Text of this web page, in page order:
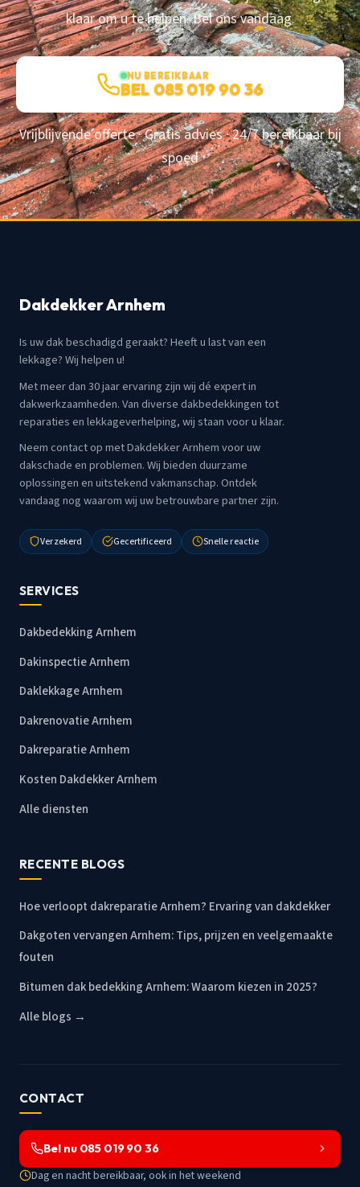
klaar om u te helpen. Bel ons vandaag.
NU BEREIKBAAR
BEL 085 019 90 36
Vrijblijvende offerte · Gratis advies · 24/7 bereikbaar bij
spoed
Dakdekker Arnhem
Is uw dak beschadigd geraakt? Heeft u last van een
lekkage? Wij helpen u!
Met meer dan 30 jaar ervaring zijn wij dé expert in
dakwerkzaamheden. Van diverse dakbedekkingen tot
reparaties en lekkageverhelping, wij staan voor u klaar.
Neem contact op met Dakdekker Arnhem voor uw
dakschade en problemen. Wij bieden duurzame
oplossingen en uitstekend vakmanschap. Ontdek
vandaag nog waarom wij uw betrouwbare partner zijn.
Verzekerd Gecertificeerd Snelle reactie
SERVICES
Dakbedekking Arnhem
Dakinspectie Arnhem
Daklekkage Arnhem
Dakrenovatie Arnhem
Dakreparatie Arnhem
Kosten Dakdekker Arnhem
Alle diensten
RECENTE BLOGS
Hoe verloopt dakreparatie Arnhem? Ervaring van dakdekker
Dakgoten vervangen Arnhem: Tips, prijzen en veelgemaakte
fouten
Bitumen dak bedekking Arnhem: Waarom kiezen in 2025?
Alle blogs →
CONTACT
Bel nu 085 019 90 36
Dag en nacht bereikbaar, ook in het weekend